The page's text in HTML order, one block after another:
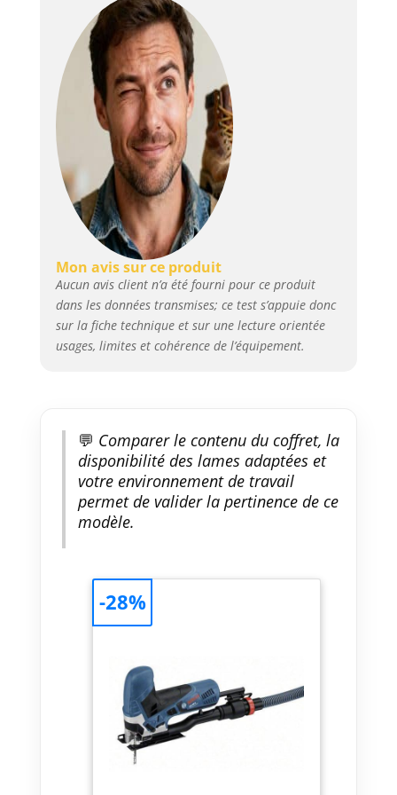
Mon avis sur ce produit
Aucun avis client n’a été fourni pour ce produit
dans les données transmises; ce test s’appuie donc
sur la fiche technique et sur une lecture orientée
usages, limites et cohérence de l’équipement.
💬 Comparer le contenu du coffret, la
disponibilité des lames adaptées et
votre environnement de travail
permet de valider la pertinence de ce
modèle.
-28%